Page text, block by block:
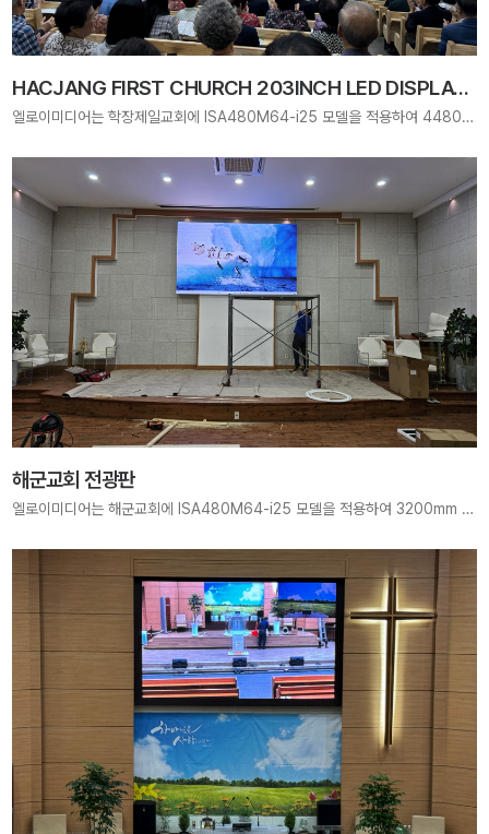
HACJANG FIRST CHURCH 203INCH LED DISPLAY 학장제일교회 LED DISPLAY
엘로이미디어는 학장제일교회에 ISA480M64-i25 모델을 적용하여 4480mm × 2560mm 크기의 203인치 대형 LED Display를 구축하였습니다. 선명한 화질과 안정적인 운영으로 모든 성도가 하나님의 말씀과 찬양에 더욱 깊이 몰입할 수 있는 예배 환경을 제공합니다.
해군교회 전광판
엘로이미디어는 해군교회에 ISA480M64-i25 모델을 적용하여 3200mm × 1920mm 크기의 고해상도 LED Display를 구축하였습니다. 선명한 화면으로 말씀과 찬양을 효과적으로 전달하며, 모든 성도가 은혜에 몰입할 수 있는 최적의 예배 환경을 제공합니다.